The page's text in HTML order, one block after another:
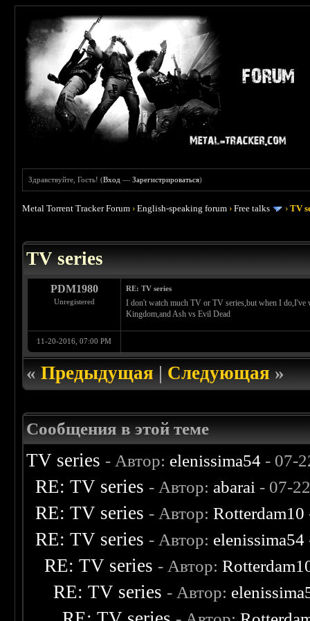
Здравствуйте, Гость! (Вход —Зарегистрироваться)
Metal Torrent Tracker Forum ›English-speaking forum ›Free talks ›TV
TV series
PDM1980
Unregistered
RE: TV series
I don't watch much TV or TV series,but when I do,I've
Kingdom,and Ash vs Evil Dead
11-20-2016, 07:00 PM
«Предыдущая|Следующая»
Сообщения в этой теме
TV series - Автор: elenissima54 - 07-
RE: TV series - Автор: abarai - 07-
RE: TV series - Автор:Rotterdam10
RE: TV series - Автор: elenissima54
RE: TV series - Автор:
RE: TV series - Автор: